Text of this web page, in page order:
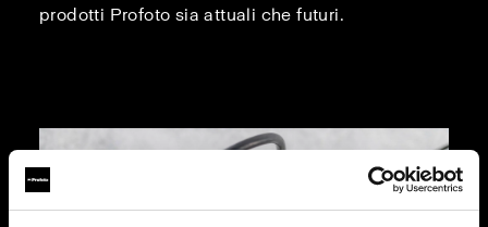
prodotti Profoto sia attuali che futuri.